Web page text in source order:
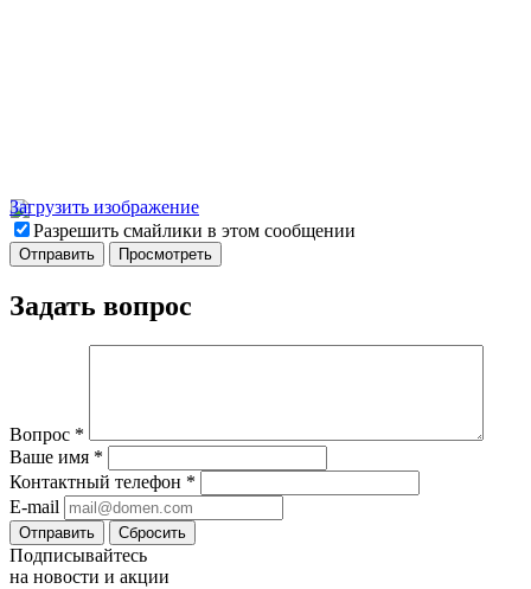
Загрузить изображение
Разрешить смайлики в этом сообщении
Задать вопрос
Вопрос *
Ваше имя *
Контактный телефон *
E-mail
Отправить Сбросить
Подписывайтесь
на новости и акции